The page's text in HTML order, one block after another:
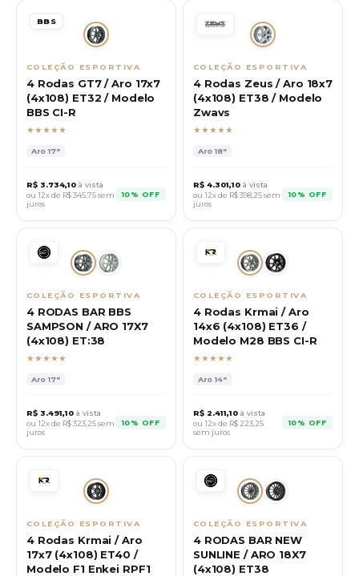
BBS
COLEÇÃO ESPORTIVA
4 Rodas GT7 / Aro 17x7
(4x108) ET32 / Modelo
BBS CI-R
★★★★★
Aro17"
R$ 3.734,10 à vista
ou 12x de R$345,75sem
juros
10% OFF
COLEÇÃO ESPORTIVA
4 Rodas Zeus / Aro 18x7
(4x108) ET38 / Modelo
Zwavs
★★★★★
Aro18"
R$ 4.301,10 à vista
ou 12x de R$398,25sem
juros
10% OFF
COLEÇÃO ESPORTIVA
4 RODAS BAR BBS
SAMPSON / ARO 17X7
(4x108) ET:38
★★★★★
Aro17"
R$ 3.491,10 à vista
ou 12x de R$323,25sem
juros
10% OFF
COLEÇÃO ESPORTIVA
4 Rodas Krmai / Aro
14x6 (4x108) ET36 /
Modelo M28 BBS CI-R
★★★★★
Aro14"
R$ 2.411,10 à vista
ou 12x de R$ 223,25
sem juros
10% OFF
COLEÇÃO ESPORTIVA
4 Rodas Krmai / Aro
17x7 (4x108) ET40 /
Modelo F1 Enkei RPF1
COLEÇÃO ESPORTIVA
4 RODAS BAR NEW
SUNLINE / ARO 18X7
(4x108) ET38